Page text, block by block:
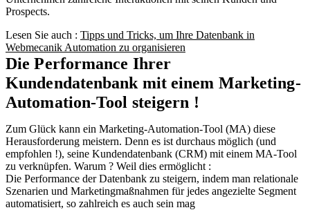
Prospects.
Lesen Sie auch : Tipps und Tricks, um Ihre Datenbank in
Webmecanik Automation zu organisieren
Die Performance Ihrer
Kundendatenbank mit einem Marketing-
Automation-Tool steigern !
Zum Glück kann ein Marketing-Automation-Tool (MA) diese
Herausforderung meistern. Denn es ist durchaus möglich (und
empfohlen !), seine Kundendatenbank (CRM) mit einem MA-Tool
zu verknüpfen. Warum ? Weil dies ermöglicht :
Die Performance der Datenbank zu steigern, indem man relationale
Szenarien und Marketingmaßnahmen für jedes angezielte Segment
automatisiert, so zahlreich es auch sein mag